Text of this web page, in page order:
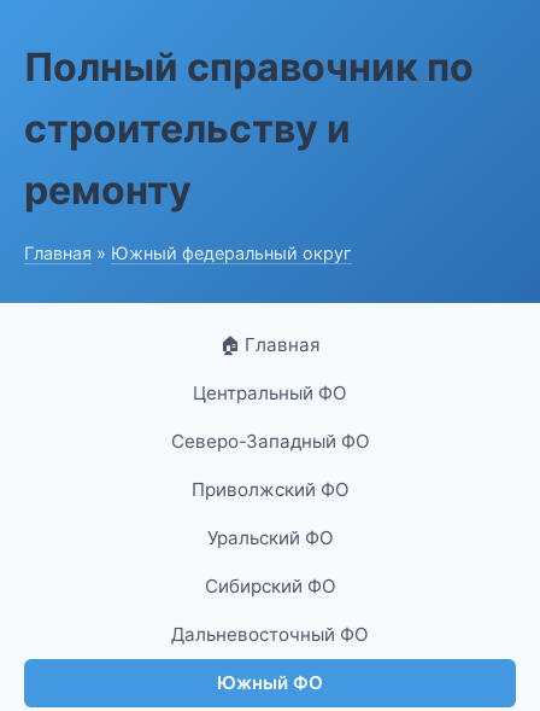
Полный справочник по
строительству и
ремонту
Главная » Южный федеральный округ
🏠 Главная
Центральный ФО
Северо-Западный ФО
Приволжский ФО
Уральский ФО
Сибирский ФО
Дальневосточный ФО
Южный ФО